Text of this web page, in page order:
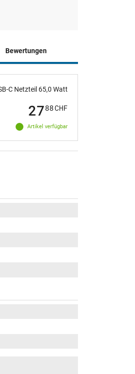
Bewertungen
C Netzteil 65,0 Watt
Artikel verfügbar
2788CHF